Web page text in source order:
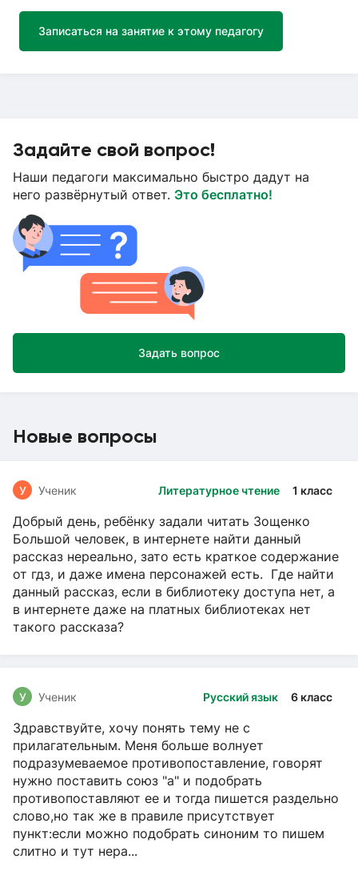
Записаться на занятие к этому педагогу
Задайте свой вопрос!
Наши педагоги максимально быстро дадут на
него развёрнутый ответ. Это бесплатно!
Задать вопрос
Новые вопросы
Литературное чтение 1 класс
У Ученик
Добрый день, ребёнку задали читать Зощенко
Большой человек, в интернете найти данный
рассказ нереально, зато есть краткое содержание
от гдз, и даже имена персонажей есть. Где найти
данный рассказ, если в библиотеку доступа нет, а
в интернете даже на платных библиотеках нет
такого рассказа?
Русский язык 6 класс
У Ученик
Здравствуйте, хочу понять тему не с
прилагательным. Меня больше волнует
подразумеваемое противопоставление, говорят
нужно поставить союз "а" и подобрать
противопоставляют ее и тогда пишется раздельно
слово,но так же в правиле присутствует
пункт:если можно подобрать синоним то пишем
слитно и тут нера...